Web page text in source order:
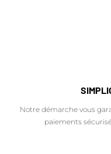
Notre démarche vous
paiements